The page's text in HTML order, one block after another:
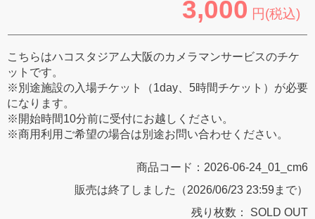
3,000 円(税込)
こちらはハコスタジアム大阪のカメラマンサービスのチケ
ットです。
※別途施設の入場チケット（1day、5時間チケット）が必要
になります。
※開始時間10分前に受付にお越しください。
※商用利用ご希望の場合は別途お問い合わせください。
商品コード： 2026-06-24_01_cm6
販売は終了しました（2026/06/23 23:59まで）
残り枚数： SOLD OUT